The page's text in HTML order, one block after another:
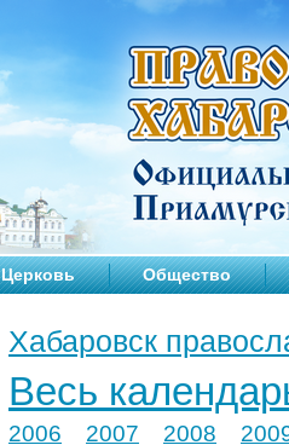
Церковь Общество
Хабаровск
Весь
2006 2007 2008